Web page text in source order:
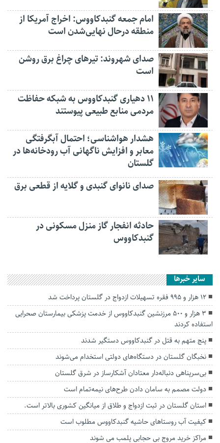
امام جمعه گنبدکاووس: اخراج آمریکا از
منطقه درحال نهایی‌شدن است
صدای شهروند: تیرهای چراغ برق روشن
است
۱۱ دهیاری گنبدکاووس به شبکه حفاظت
مردمی منابع طبیعی پیوستند
هشدار هواشناسی؛ احتمال آبگرفتگی
معابر و افزایش ناگهانی آب رودخانه‌ها در
گلستان
صدای نانوای گنبدی و گلایه از قطعی برق
حادثه انفجار گاز منزل مسکونی در
گنبدکاووس
سایر خبرها
۱۲ هزار و ۹۹۵ فقره تسهیلات ازدواج در گلستان پرداخت شد
۳ هزار و ۵۰۰ مرزنشین گنبدکاووس از خدمت پزشکی بیمارستان صحرایی
استفاده کردند
پنج متهم به قتل در گنبدکاووس دستگیر شدند
نخبگان گلستان در دستگاه‌های دولتی استخدام می‌شوند
بی‌سرپناهی دنباله‌دار معتادان آشکارساز در شرق گلستان
دولت مصمم به سامان دادن طرح‌های نیمه‌تمام است
استان گلستان در ثبت ازدواج و طلاق از میانگین کشوری بالاتر است.
کیفیت آب روستاهای حاشیه گنبدکاووس مطلوب است
مراکز خرید مروج بی حجابی پلمب می شوند